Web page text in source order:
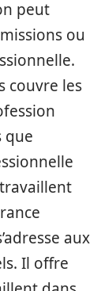
peut
ou
couvre les
que
aux
Il offre